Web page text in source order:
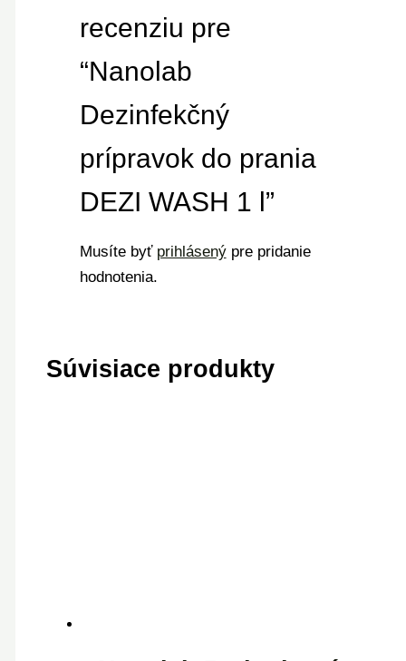
recenziu pre
“Nanolab
Dezinfekčný
prípravok do prania
DEZI WASH 1 l”
Musíte byť prihlásenýpre pridanie
hodnotenia.
Súvisiace produkty